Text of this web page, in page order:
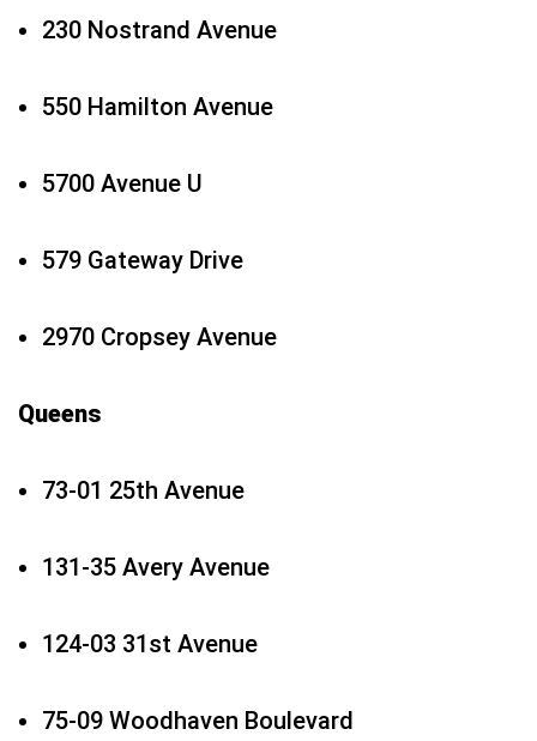
230 Nostrand Avenue
550 Hamilton Avenue
5700 Avenue U
579 Gateway Drive
2970 Cropsey Avenue
Queens
73-01 25th Avenue
131-35 Avery Avenue
124-03 31st Avenue
75-09 Woodhaven Boulevard